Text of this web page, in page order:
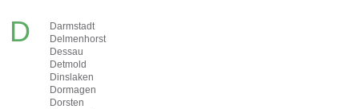
D
Darmstadt
Delmenhorst
Dessau
Detmold
Dinslaken
Dormagen
Dorsten